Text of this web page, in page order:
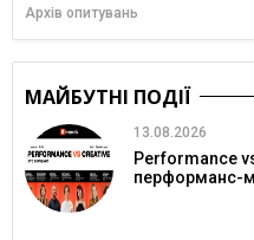
Архів опитувань
МАЙБУТНІ ПОДІЇ
13.08.2026
Performance
перформанс-